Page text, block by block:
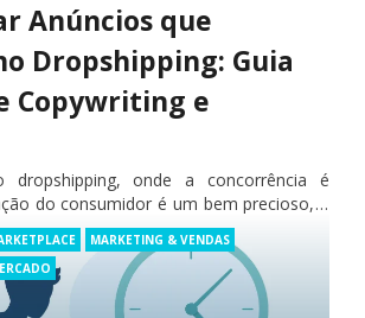
Anúncios que
Dropshipping: Guia
Copywriting e
dropshipping, onde a concorrência é
do consumidor é um bem precioso, a
anúncios que realmente convertem é o
MARKETING & VENDAS